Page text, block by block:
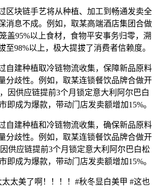
块链手艺将从种植、加工到畅通发卖全
消息不成。例如，取某高端酒店集团合做
盖95%以上食材，食物平安事务归零，溯
至98%以上，极大提拔了消费者信赖度。
建种植取冷链物流收集，保障新品原料
分歧性。例如，取某连锁餐饮品牌合做开
因供应链提前3个月锁定意大利阿尔巴白
即成为爆款，带动门店发卖额增加15%。
建种植和冷链物流收集，确保新品原料
分歧性。例如，取某连锁餐饮品牌合做开
供应链提前3个月锁定意大利阿尔巴白松
即成为爆款，带动门店发卖额增加15%。
美了啊！！！！#秋冬显白美甲 #这也